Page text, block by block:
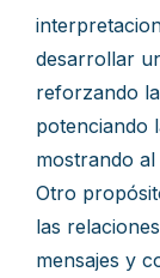
desarrollar
reforzando
potenciando
mostrando
Otro
las
mensajes y